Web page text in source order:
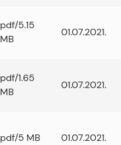
pdf/5.15
MB
01.07.2021.
pdf/1.65
MB
01.07.2021.
pdf/5 MB 01.07.2021.